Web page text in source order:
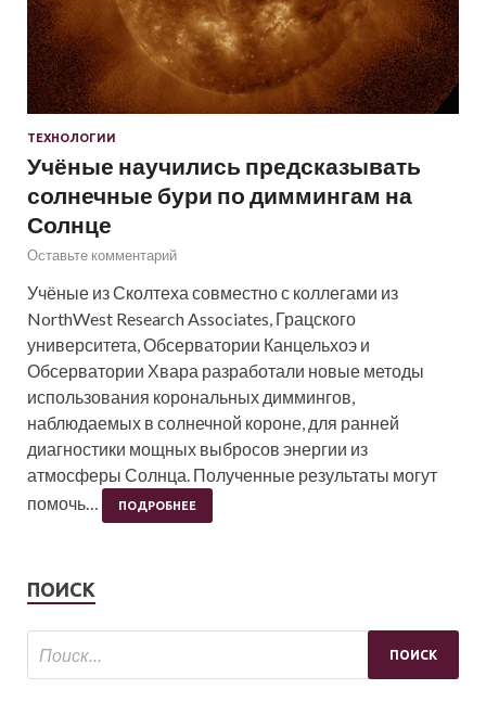
ТЕХНОЛОГИИ
Учёные научились предсказывать
солнечные бури по диммингам на
Солнце
Оставьте комментарий
Учёные из Сколтеха совместно с коллегами из
NorthWest Research Associates, Грацского
университета, Обсерватории Канцельхоэ и
Обсерватории Хвара разработали новые методы
использования корональных диммингов,
наблюдаемых в солнечной короне, для ранней
диагностики мощных выбросов энергии из
атмосферы Солнца. Полученные результаты могут
помочь…
ПОДРОБНЕЕ
ПОИСК